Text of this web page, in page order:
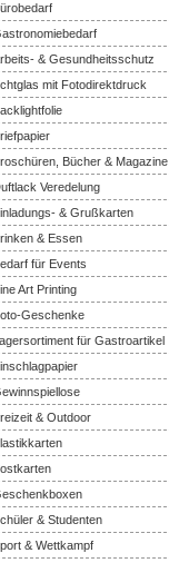
& Gesundheitsschutz
mit Fotodirektdruck
Bücher & Magazine
Veredelung
& Grußkarten
& Essen
für Events
Art Printing
Geschenke
für Gastroartikel
& Outdoor
& Studenten
& Wettkampf